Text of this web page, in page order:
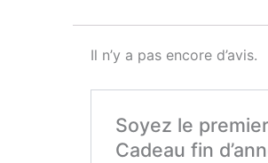
Il n’y a pas encore d’avis.
Soyez le
Cadeau fin